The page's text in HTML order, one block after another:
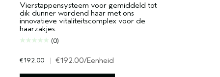
Vierstappensysteem voor gemiddeld tot
dik dunner wordend haar met ons
innovatieve vitaliteitscomplex voor de
haarzakjes.
(0)
€192.00 | €192.00/Eenheid